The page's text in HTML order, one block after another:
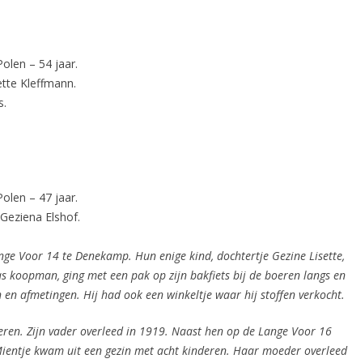
– 54 jaar.
Kleffmann.
– 47 jaar.
Elshof.
Voor 14 te Denekamp. Hun enige kind, dochtertje Gezine Lisette,
ging met een pak op zijn bakfiets bij de boeren langs en
afmetingen. Hij had ook een winkeltje waar hij stoffen verkocht.
Zijn vader overleed in 1919. Naast hen op de Lange Voor 16
kwam uit een gezin met acht kinderen. Haar moeder overleed